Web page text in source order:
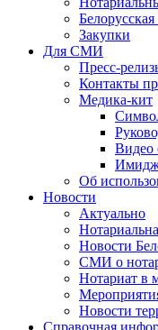
Закупки
Для СМИ
Пресс-
Контакты
Медика-кит
Видео
Об
Новости
Актуально
Новости
СМИ о
Нотариат в
Новости